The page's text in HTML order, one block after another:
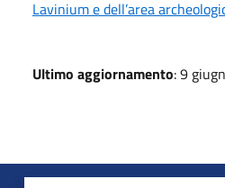
Lavinium e dell’area
Ultimo aggiornamento: 9